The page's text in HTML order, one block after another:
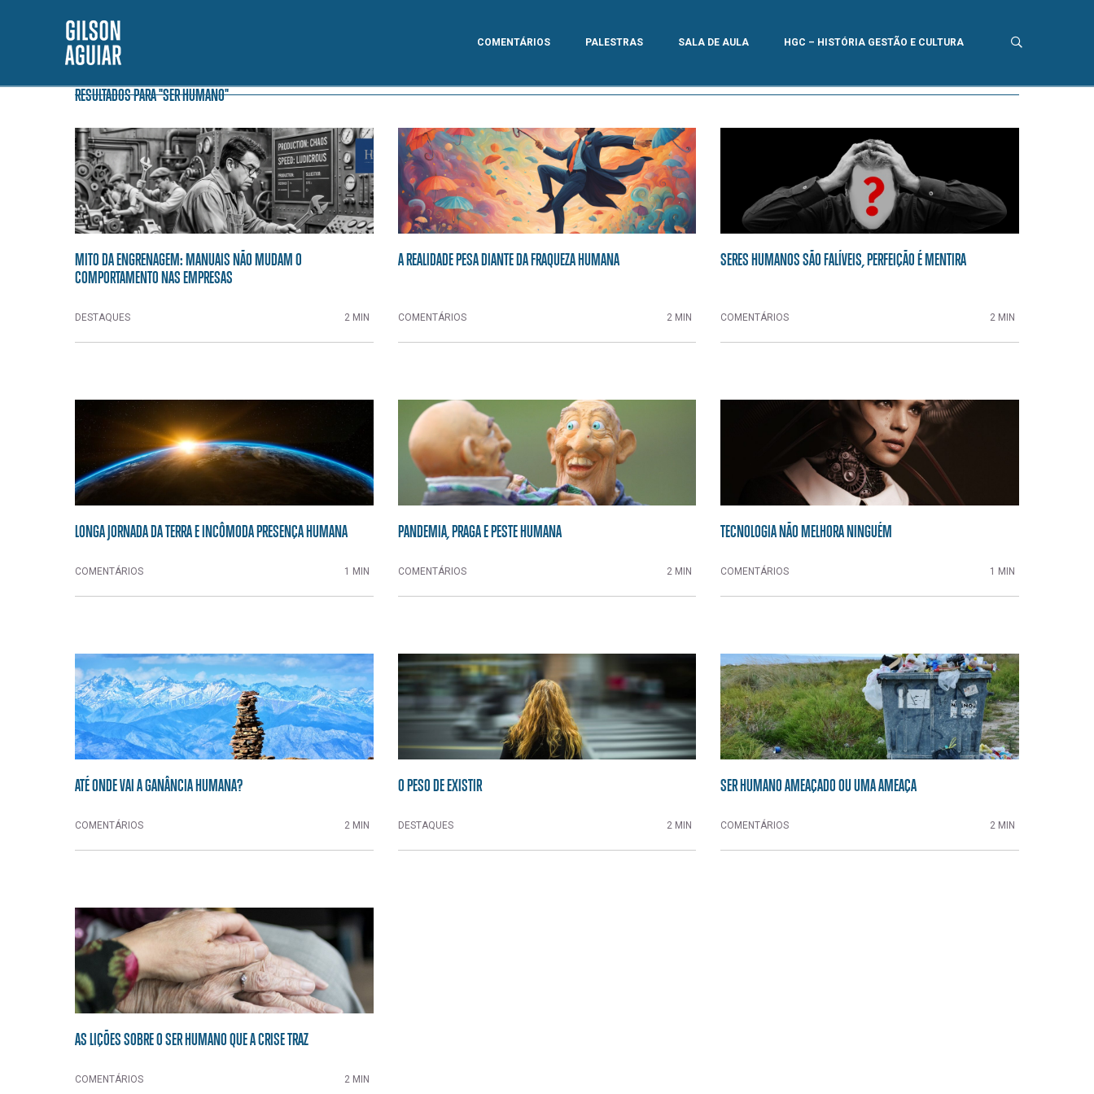
COMENTÁRIOS PALESTRAS SALA DE AULA HGC – HISTÓRIA GESTÃO E CULTURA
RESULTADOS PARA "SER HUMANO"
MITO DA ENGRENAGEM: MANUAIS NÃO MUDAM O
COMPORTAMENTO NAS EMPRESAS
DESTAQUES 2 MIN
A REALIDADE PESA DIANTE DA FRAQUEZA HUMANA
COMENTÁRIOS 2 MIN
SERES HUMANOS SÃO FALÍVEIS, PERFEIÇÃO É MENTIRA
COMENTÁRIOS 2 MIN
LONGA JORNADA DA TERRA E INCÔMODA PRESENÇA HUMANA
COMENTÁRIOS 1 MIN
PANDEMIA, PRAGA E PESTE HUMANA
COMENTÁRIOS 2 MIN
TECNOLOGIA NÃO MELHORA NINGUÉM
COMENTÁRIOS 1 MIN
ATÉ ONDE VAI A GANÂNCIA HUMANA?
COMENTÁRIOS 2 MIN
O PESO DE EXISTIR
DESTAQUES 2 MIN
SER HUMANO AMEAÇADO OU UMA AMEAÇA
COMENTÁRIOS 2 MIN
AS LIÇÕES SOBRE O SER HUMANO QUE A CRISE TRAZ
COMENTÁRIOS 2 MIN